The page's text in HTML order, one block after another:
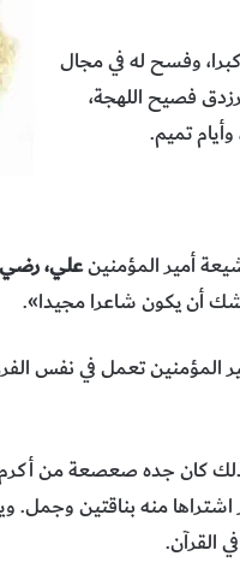
وفسح له في مجال
فصيح اللهجة،
تميم.
أمير المؤمنينعلي، رضي
أن يكون شاعرا مجيدا».
المؤمنين تعمل في نفس
كان جده صعصعة من
اشتراها منه بناقتين
القرآن.